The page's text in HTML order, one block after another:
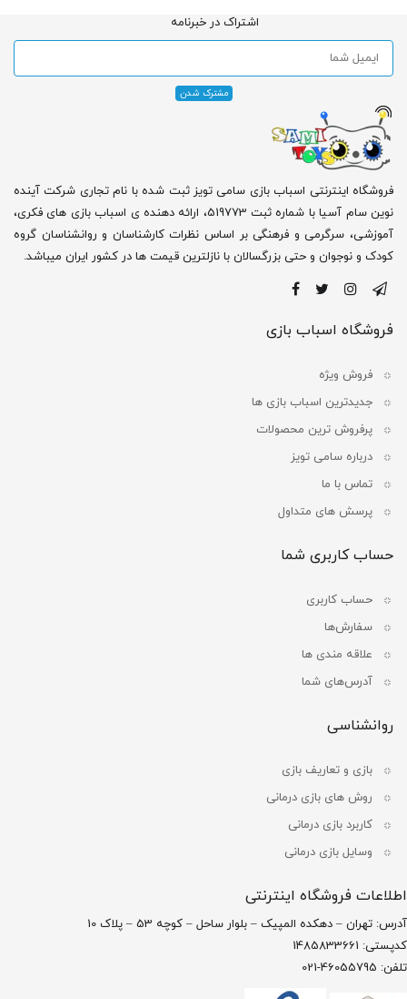
اشتراک در خبرنامه
فروشگاه اینترنتی اسباب بازی سامی تویز ثبت شده با نام تجاری شرکت آینده
نوین سام آسیا با شماره ثبت 519773، ارائه دهنده ی اسباب بازی های فکری،
آموزشی، سرگرمی و فرهنگی بر اساس نظرات کارشناسان و روانشناسان گروه
کودک و نوجوان و حتی بزرگسالان با نازلترین قیمت ها در کشور ایران میباشد.
فروشگاه اسباب بازی
فروش ویژه
جدیدترین اسباب بازی ها
پرفروش ترین محصولات
درباره سامی تویز
تماس با ما
پرسش های متداول
حساب کاربری شما
حساب کاربری
سفارش‌ها
علاقه مندی ها
آدرس‌های شما
روانشناسی
بازی و تعاریف بازی
روش های بازی درمانی
کاربرد بازی درمانی
وسایل بازی درمانی
اطلاعات فروشگاه اینترنتی
آدرس: تهران – دهکده المپیک – بلوار ساحل – کوچه 53 – پلاک 10
کدپستی: 1485833661
تلفن: 46055795-021